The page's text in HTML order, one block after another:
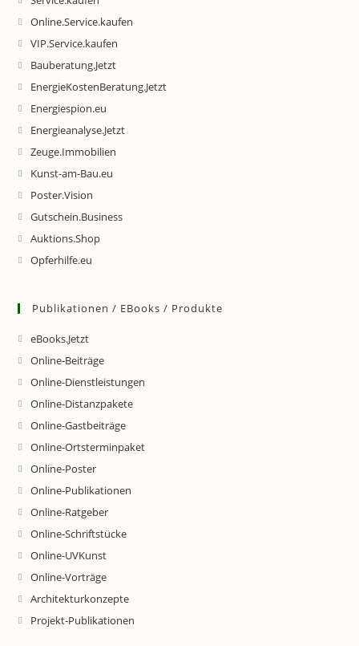
Online.Service.kaufen
VIP.Service.kaufen
Bauberatung.Jetzt
EnergieKostenBeratung.Jetzt
Energiespion.eu
Energieanalyse.Jetzt
Zeuge.Immobilien
Kunst-am-Bau.eu
Poster.Vision
Gutschein.Business
Auktions.Shop
Opferhilfe.eu
Publikationen / EBooks / Produkte
eBooks.Jetzt
Online-Beiträge
Online-Dienstleistungen
Online-Distanzpakete
Online-Gastbeiträge
Online-Ortsterminpaket
Online-Poster
Online-Publikationen
Online-Ratgeber
Online-Schriftstücke
Online-UVKunst
Online-Vorträge
Architekturkonzepte
Projekt-Publikationen